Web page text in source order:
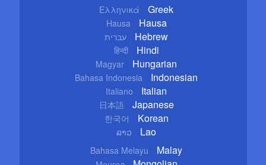
Ελληνικά Greek
Hausa Hausa
עברית Hebrew
हिन्दी Hindi
Magyar Hungarian
Bahasa Indonesia Indonesian
Italiano Italian
日本語 Japanese
한국어 Korean
ລາວ Lao
Bahasa Melayu Malay